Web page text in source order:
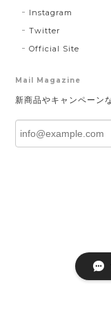
Instagram
Twitter
Official Site
Mail Magazine
新商品やキャンペーン